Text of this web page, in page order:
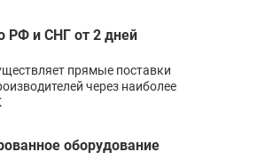
РФ и СНГ от 2 дней
прямые поставки
через наиболее
оборудование